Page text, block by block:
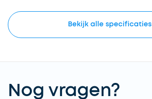
Bekijk allespecificaties
Nog vragen?